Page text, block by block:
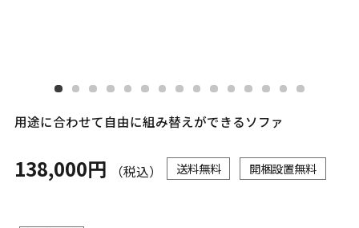
用途に合わせて自由に組み替えができるソファ
138,000円 （税込） 送料無料 開梱設置無料